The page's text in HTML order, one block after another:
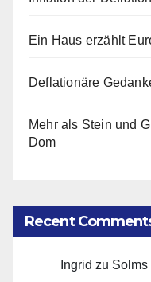
Ein Haus erzählt
Deflationäre
Mehr als Stein und
Dom
Recent
Ingrid zu Solms